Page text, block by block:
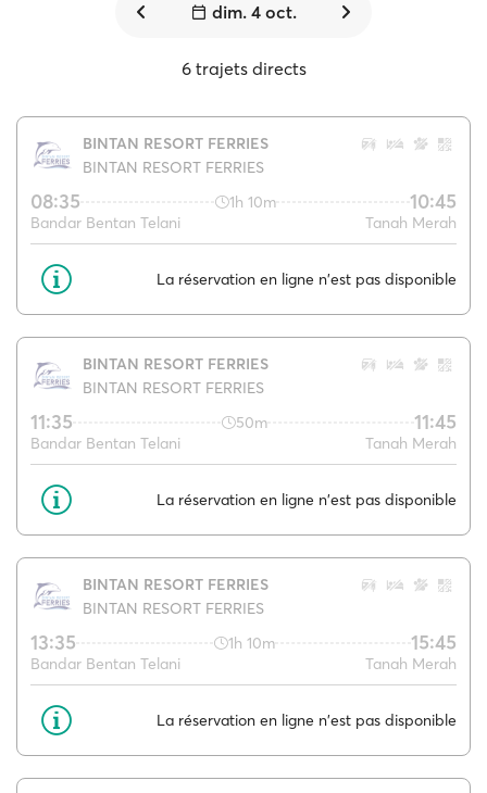
dim. 4 oct.
6 trajets directs
BINTAN RESORT FERRIES
BINTAN RESORT FERRIES
08:35 1h 10m 10:45
Bandar Bentan Telani Tanah Merah
La réservation en ligne n'est pas disponible
BINTAN RESORT FERRIES
BINTAN RESORT FERRIES
11:35 50m 11:45
Bandar Bentan Telani Tanah Merah
La réservation en ligne n'est pas disponible
BINTAN RESORT FERRIES
BINTAN RESORT FERRIES
13:35 1h 10m 15:45
Bandar Bentan Telani Tanah Merah
La réservation en ligne n'est pas disponible